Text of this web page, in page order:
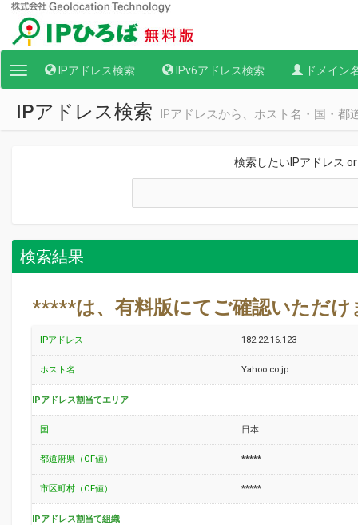
Toggle
navigation
IPアドレス検索 IPv6アドレス検索 ドメイン
IPアドレス検索 IPアドレスから、ホスト名・国・都
検索したいIPアドレス
検索結果
*****は、有料版にてご確認いただ
IPアドレス 182.22.16.123
ホスト名 Yahoo.co.jp
IPアドレス割当てエリア
国 日本
都道府県（CF値） *****
市区町村（CF値） *****
IPアドレス割当て組織